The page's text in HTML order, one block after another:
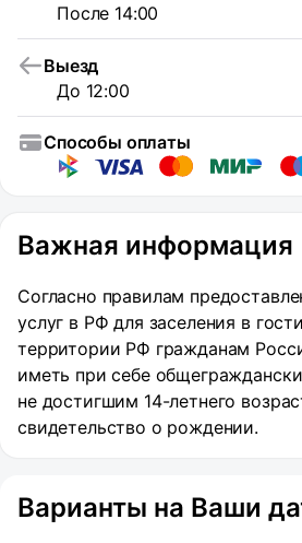
После 14:00
Выезд
До 12:00
Способы оплаты
Важная информация
Согласно правилам
услуг в РФ для заселения в
территории РФ гражданам
иметь при себе
не достигшим 14-летнего
свидетельство о рождении.
Варианты на Ваши